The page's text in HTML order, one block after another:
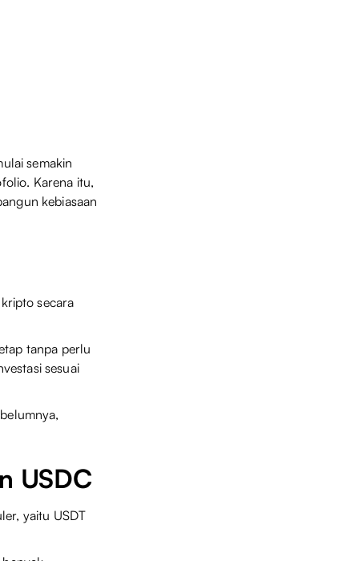
semakin
Karena itu,
kebiasaan
secara
tanpa perlu
sesuai
USDC
yaitu USDT